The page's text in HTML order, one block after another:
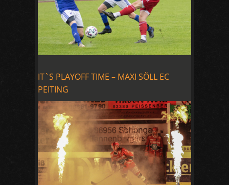
IT`S PLAYOFF TIME – MAXI SÖLL EC
PEITING